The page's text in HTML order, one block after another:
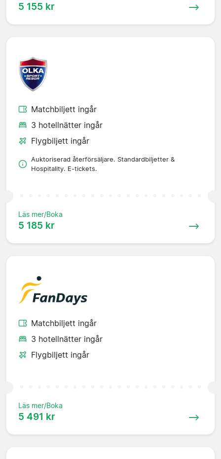
5 155 kr
Matchbiljett ingår
3 hotellnätter ingår
Flygbiljett ingår
Auktoriserad återförsäljare. Standardbiljetter &
Hospitality. E-tickets.
Läs mer/Boka
5 185 kr
Matchbiljett ingår
3 hotellnätter ingår
Flygbiljett ingår
Läs mer/Boka
5 491 kr